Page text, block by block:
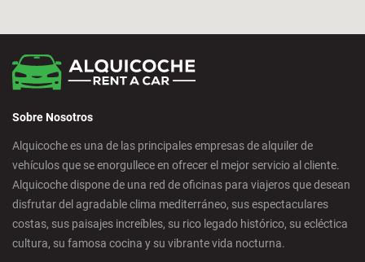
Calpe - Ciudad
Castelldefels - Ciudad
Castellon - Ciudad
Castro Urdiales - Ciudad
Sobre Nosotros
Alquicoche es una de las principales empresas de alquiler de
vehículos que se enorgullece en ofrecer el mejor servicio al cliente.
Alquicoche dispone de una red de oficinas para viajeros que desean
disfrutar del agradable clima mediterráneo, sus espectaculares
costas, sus paisajes increíbles, su rico legado histórico, su ecléctica
cultura, su famosa cocina y su vibrante vida nocturna.